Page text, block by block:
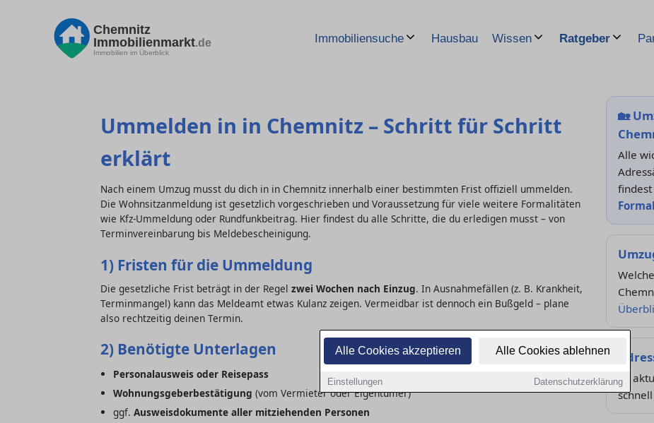
Alle Cookies akzeptieren Alle Cookies ablehnen
Einstellungen Datenschutzerklärung
Chemnitz
Immobilienmarkt.de
Immobilien im Überblick
Immobiliensuche Hausbau Wissen Ratgeber
Ummelden in in Chemnitz – Schritt für Schritt
erklärt
Nach einem Umzug musst du dich in in Chemnitz innerhalb einer bestimmten Frist offiziell ummelden.
Die Wohnsitzanmeldung ist gesetzlich vorgeschrieben und Voraussetzung für viele weitere Formalitäten
wie Kfz-Ummeldung oder Rundfunkbeitrag. Hier findest du alle Schritte, die du erledigen musst – von
Terminvereinbarung bis Meldebescheinigung.
1) Fristen für die Ummeldung
Die gesetzliche Frist beträgt in der Regel zwei Wochen nach Einzug. In Ausnahmefällen (z. B. Krankheit,
Terminmangel) kann das Meldeamt etwas Kulanz zeigen. Vermeidbar ist dennoch ein Bußgeld – plane
also rechtzeitig deinen Termin.
2) Benötigte Unterlagen
Personalausweis oder Reisepass
Wohnungsgeberbestätigung (vom Vermieter oder Eigentümer)
ggf. Ausweisdokumente aller mitziehenden Personen
🏡
Alle
So